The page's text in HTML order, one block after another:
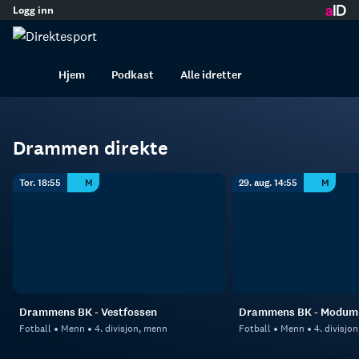
innhold
Logg inn
Hjem Podkast Alle idretter
Drammen
Drammen direkte
Tor. 18:55 M
Drammens BK - Vestfossen
Fotball Menn 4. divisjon, menn
29. aug. 14:55 M
Drammens BK - Modum
Fotball Menn 4.